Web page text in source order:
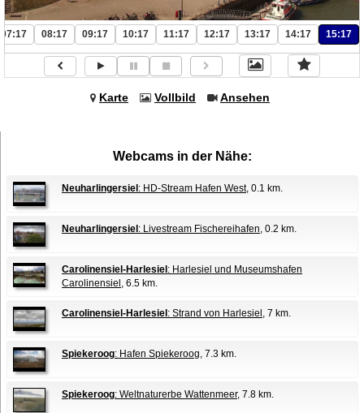
07:17 08:17 09:17 10:17 11:17 12:17 13:17 14:17 15:17
Karte Vollbild Ansehen
Webcams in der Nähe:
Neuharlingersiel : HD-Stream Hafen West, 0.1 km.
Neuharlingersiel : Livestream Fischereihafen, 0.2 km.
Carolinensiel-Harlesiel : Harlesiel und Museumshafen
Carolinensiel , 6.5 km.
Carolinensiel-Harlesiel : Strand von Harlesiel , 7 km.
Spiekeroog: Hafen Spiekeroog, 7.3 km.
Spiekeroog: Weltnaturerbe Wattenmeer, 7.8 km.